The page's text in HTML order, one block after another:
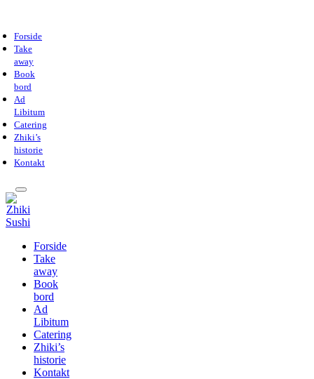
Forside
Take
away
Book
bord
Ad
Libitum
Catering
Zhiki’s
historie
Kontakt
Forside
Take
away
Book
bord
Ad
Libitum
Catering
Zhiki’s
historie
Kontakt